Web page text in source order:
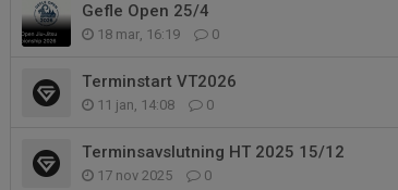
Gefle Open 25/4
18 mar, 16:19 0
Terminstart VT2026
11 jan, 14:08 0
Terminsavslutning HT 2025 15/12
17 nov 2025 0